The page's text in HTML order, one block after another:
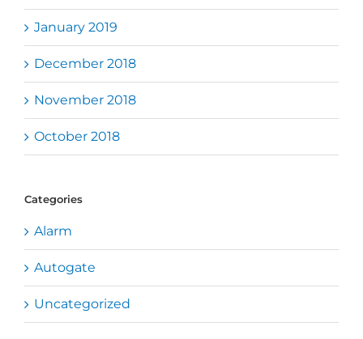
January 2019
December 2018
November 2018
October 2018
Categories
Alarm
Autogate
Uncategorized